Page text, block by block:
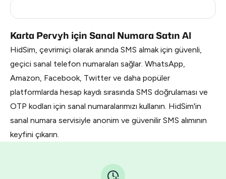
Karta Pervyh için Sanal Numara Satın Al
HidSim, çevrimiçi olarak anında SMS almak için güvenli,
geçici sanal telefon numaraları sağlar. WhatsApp,
Amazon, Facebook, Twitter ve daha popüler
platformlarda hesap kaydı sırasında SMS doğrulaması ve
OTP kodları için sanal numaralarımızı kullanın. HidSim'in
sanal numara servisiyle anonim ve güvenilir SMS alımının
keyfini çıkarın.